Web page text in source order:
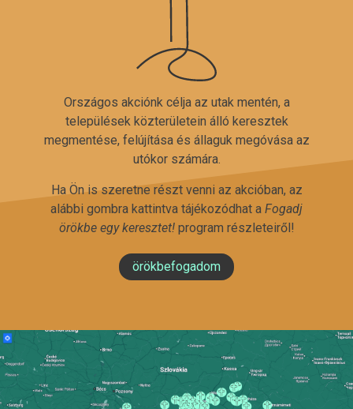
Országos akciónk célja az utak mentén, a
települések közterületein álló keresztek
megmentése, felújítása és állaguk megóvása az
utókor számára.
Ha Ön is szeretne részt venni az akcióban, az
alábbi gombra kattintva tájékozódhat a Fogadj
örökbe egy keresztet!program részleteiről!
örökbefogadom